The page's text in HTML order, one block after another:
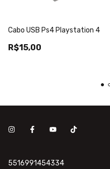
Cabo USB Ps4 Playstation 4
R$15,00
5516991454334